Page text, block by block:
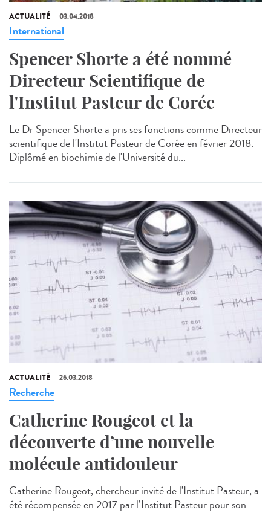
ACTUALITÉ 03.04.2018
International
Spencer Shorte a été nommé
Directeur Scientifique de
l'Institut Pasteur de Corée
Le Dr Spencer Shorte a pris ses fonctions comme Directeur
scientifique de l'Institut Pasteur de Corée en février 2018.
Diplômé en biochimie de l'Université du...
ACTUALITÉ 26.03.2018
Recherche
Catherine Rougeot et la
découverte d’une nouvelle
molécule antidouleur
Catherine Rougeot, chercheur invité de l'Institut Pasteur, a
été récompensée en 2017 par l’Institut Pasteur pour son